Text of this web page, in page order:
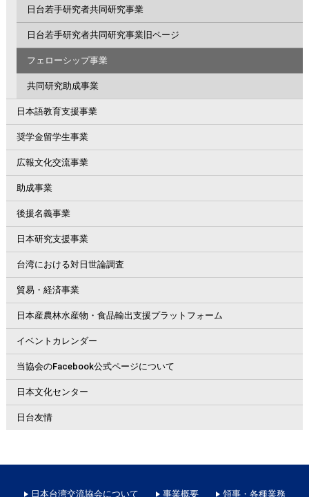
日台若手研究者共同研究事業
日台若手研究者共同研究事業旧ページ
フェローシップ事業
共同研究助成事業
日本語教育支援事業
奨学金留学生事業
広報文化交流事業
助成事業
後援名義事業
日本研究支援事業
台湾における対日世論調査
貿易・経済事業
日本産農林水産物・食品輸出支援プラットフォーム
イベントカレンダー
当協会のFacebook公式ページについて
日本文化センター
日台友情
日本台湾交流協会について 事業概要 領事・各種業務